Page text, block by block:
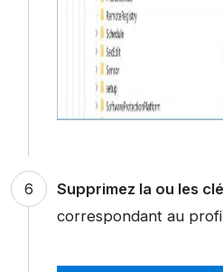
Supprimez la ou les
correspondant au